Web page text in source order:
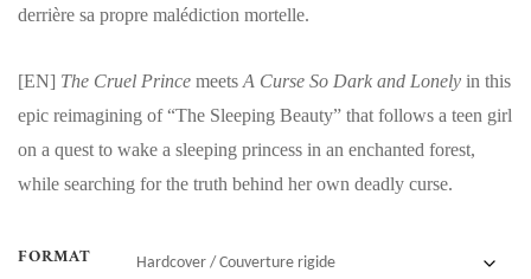
derrière sa propre malédiction mortelle.
[EN] The Cruel Prince meets A Curse So Dark and Lonely in this
epic reimagining of “The Sleeping Beauty” that follows a teen girl
on a quest to wake a sleeping princess in an enchanted forest,
while searching for the truth behind her own deadly curse.
FORMAT